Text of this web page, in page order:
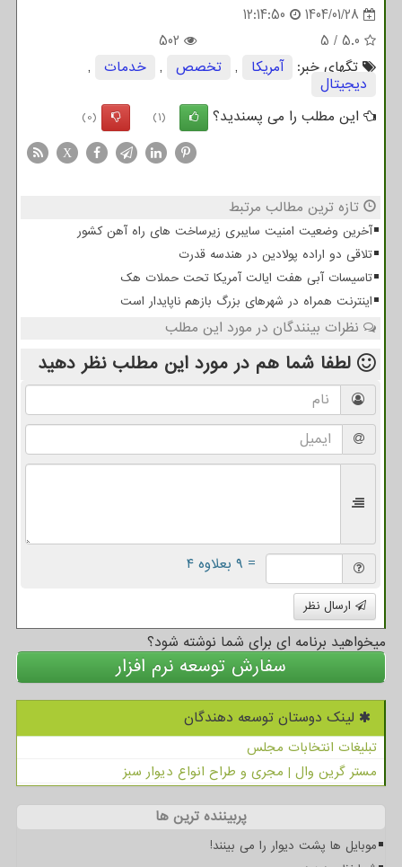
1404/01/28
12:14:50
5.0
/
5
502
تگهای خبر:
آمریكا , تخصص , خدمات ,
دیجیتال
این مطلب را می پسندید؟
(1)
(0)
X
تازه ترین مطالب مرتبط
آخرین وضعیت امنیت سایبری زیرساخت های راه آهن کشور
تلاقی دو اراده پولادین در هندسه قدرت
تاسیسات آبی هفت ایالت آمریکا تحت حملات هک
اینترنت همراه در شهرهای بزرگ بازهم ناپایدار است
نظرات بینندگان در مورد این مطلب
لطفا شما هم در مورد این مطلب نظر دهید
= ۹ بعلاوه ۴
ارسال نظر
میخواهید برنامه ای برای شما نوشته شود؟
سفارش توسعه نرم افزار
لینک دوستان توسعه دهندگان
تبلیغات انتخابات مجلس
مستر گرین وال | مجری و طراح انواع دیوار سبز
پربیننده ترین ها
موبایل ها پشت دیوار را می بینند!